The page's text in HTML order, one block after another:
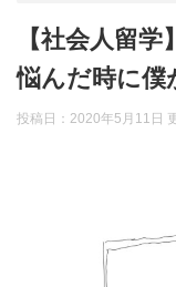
【社会人留
悩んだ時に僕
投稿日：2020年5月11日